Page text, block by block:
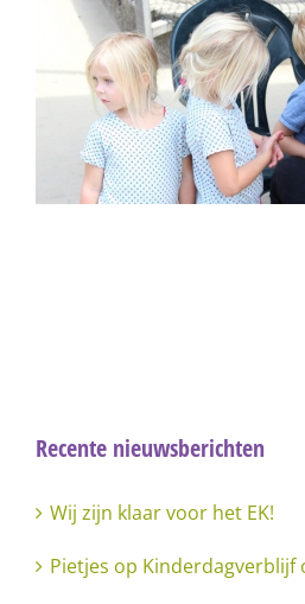
Recente nieuwsberichten
Wij zijn klaar voor het EK!
Pietjes op Kinderdagverblijf